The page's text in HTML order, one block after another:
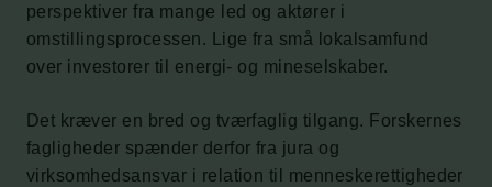
perspektiver fra mange led og aktører i
omstillingsprocessen. Lige fra små lokalsamfund
over investorer til energi- og mineselskaber.
Det kræver en bred og tværfaglig tilgang. Forskernes
fagligheder spænder derfor fra jura og
virksomhedsansvar i relation til menneskerettigheder